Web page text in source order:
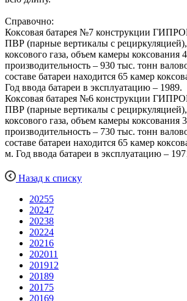
Справочно:
Коксовая батарея №7 конструкции
ПВР (парные вертикалы с
коксового газа, объем камеры коксования
производительность – 930 тыс. тонн
составе батареи находится 65 камер
Год ввода батареи в эксплуатацию – 1989.
Коксовая батарея №6 конструкции
ПВР (парные вертикалы с
коксового газа, объем камеры коксования
производительность – 730 тыс. тонн
составе батареи находится 65 камер
м. Год ввода батареи в эксплуатацию –
Назад к списку
20255
20247
20238
20224
20216
202011
201912
20189
20175
20169